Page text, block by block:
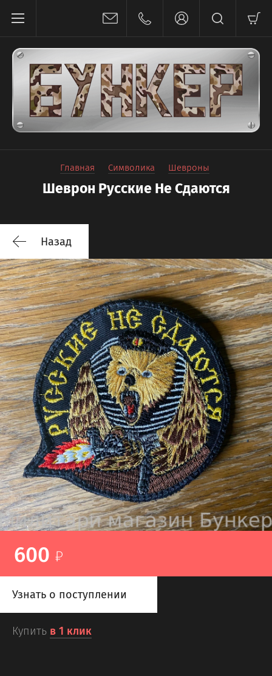
Главная Символика Шевроны
Шеврон Русские Не Сдаются
Назад
600
Узнать о поступлении
Купить в 1 клик